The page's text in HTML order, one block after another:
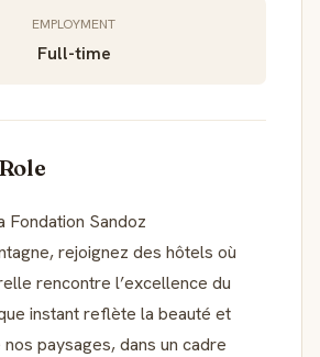
EMPLOYMENT
Full-time
Fondation Sandoz
rejoignez des hôtels où
rencontre l’excellence du
instant reflète la beauté et
nos paysages, dans un cadre